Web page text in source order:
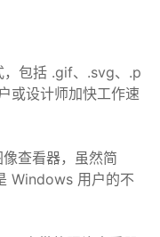
，包括 .gif、.svg、.p
或设计师加快工作速
查看器，虽然简
Windows 用户的不